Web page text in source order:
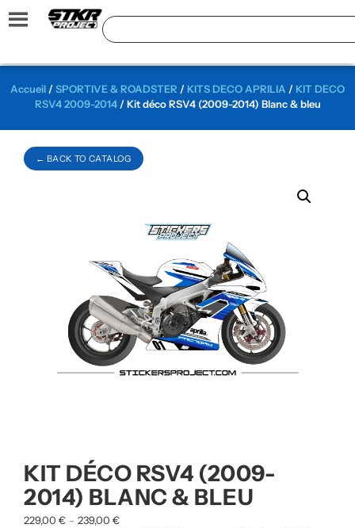
← BACK TO CATALOG
Accueil /SPORTIVE & ROADSTER / KITS DECO APRILIA / KIT DECO
RSV4 2009-2014/ Kit déco RSV4 (2009-2014) Blanc & bleu
KIT DÉCO RSV4 (2009-
2014) BLANC & BLEU
229,00 € – 239,00 €